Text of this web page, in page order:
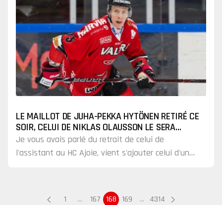
LE MAILLOT DE JUHA-PEKKA HYTÖNEN RETIRÉ CE
SOIR, CELUI DE NIKLAS OLAUSSON LE SERA
BIENTÔT
Je vous avais parlé du retrait de celui de
l'assistant au HC Ajoie, vient s'ajouter celui d'une
1 … 167 168 169 … 4314